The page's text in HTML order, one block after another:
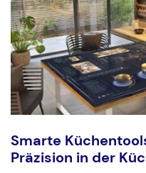
Smarte
Präzision in der